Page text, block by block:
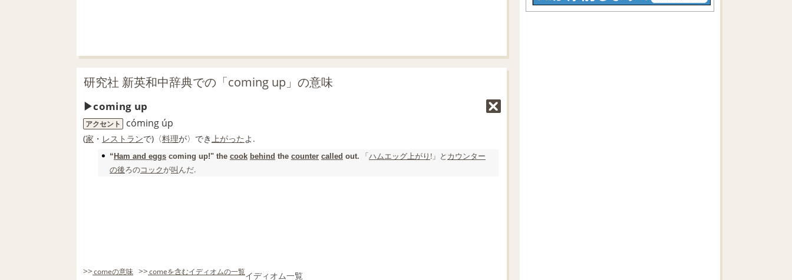
研究社 新英和中辞典での「coming up」の意味
coming up
アクセント cóming úp
(家 ・ レストランで)〈料理が〉でき上がったよ.
“ Ham and eggs coming up!" the cook behind the counter called out. 「ハムエッグ上がり !」と カウンター
の後ろのコックが叫んだ.
>>comeの意味 >>comeを含むイディオムの一覧イディオム一覧